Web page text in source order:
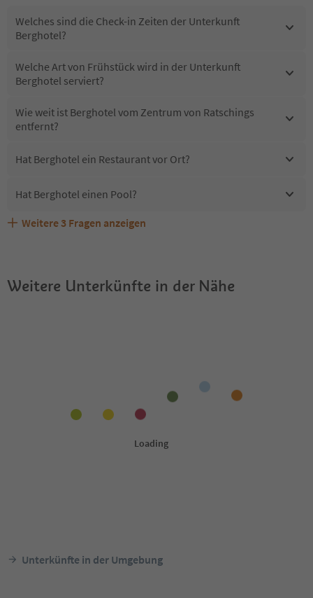
Welches sind die Check-in Zeiten der Unterkunft
Berghotel?
Welche Art von Frühstück wird in der Unterkunft
Berghotel serviert?
Wie weit ist Berghotel vom Zentrum von Ratschings
entfernt?
Hat Berghotel ein Restaurant vor Ort?
Hat Berghotel einen Pool?
Sind Haustiere in der Unterkunft Berghotel erlaubt?
Welche Services bietet Berghotel?
Erhalten die Gäste von Berghotel einen Südtirol
Weitere 3 Fragen anzeigen
Weitere Unterkünfte in der Nähe
Unterkünfte in der Umgebung